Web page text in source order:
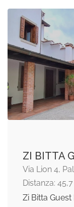
ZI BITTA
Via Lion 4,
Distanza:
Zi Bitta